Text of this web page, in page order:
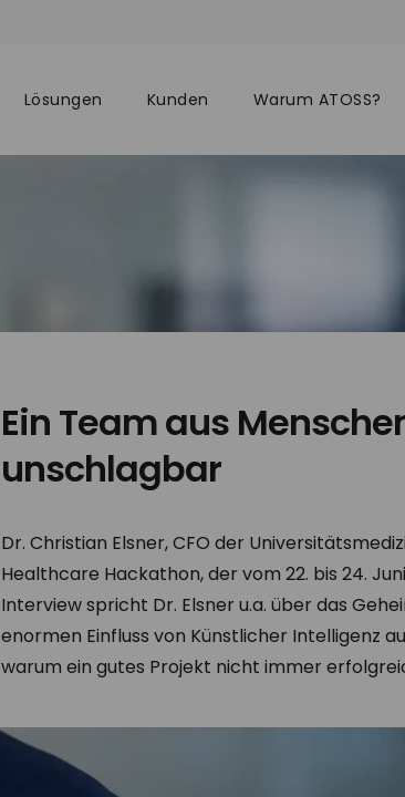
Lösungen Kunden Warum ATOSS?
Ein Team aus
unschlagbar
Dr. Christian Elsner, CFO der
Healthcare Hackathon, der vom 22. bis 24.
Interview spricht Dr. Elsner u.a. über das
enormen Einfluss von Künstlicher Intelligenz
warum ein gutes Projekt nicht immer